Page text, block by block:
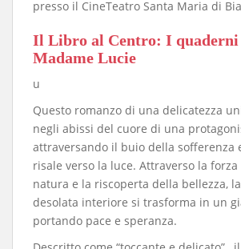
presso il CineTeatro Santa Maria di
​Il Libro al Centro: I
Madame Lucie
u
​Questo romanzo di una delicatezza
negli abissi del cuore di una
attraversando il buio della sofferenza
risale verso la luce. Attraverso la
natura e la riscoperta della bellezza,
desolata interiore si trasforma in un
portando pace e speranza.